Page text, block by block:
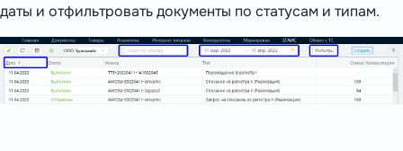
даты и отфильтровать документы по статусам и типам.